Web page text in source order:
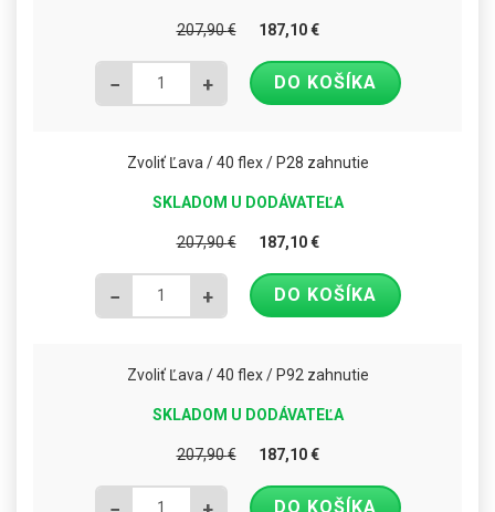
207,90€ 187,10€
− + DO KOŠÍKA
Zvoliť Ľava / 40 flex / P28 zahnutie
SKLADOM U DODÁVATEĽA
207,90€ 187,10€
− + DO KOŠÍKA
Zvoliť Ľava / 40 flex / P92 zahnutie
SKLADOM U DODÁVATEĽA
207,90€ 187,10€
DO KOŠÍKA